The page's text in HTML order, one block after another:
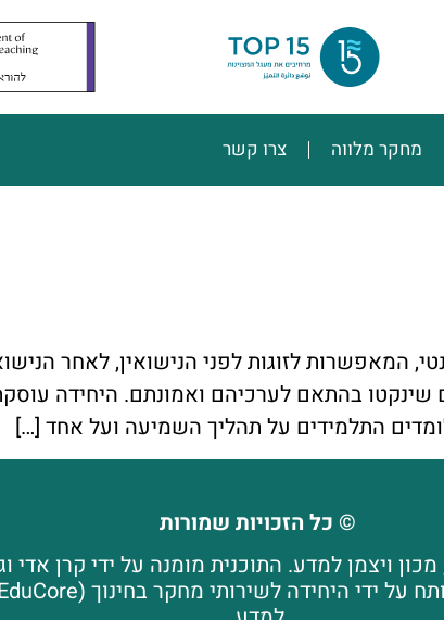
מחקר מלווה צרו קשר
המאפשרות לזוגות לפני הנישואין, לאחר
בהתאם לערכיהם ואמונתם. היחידה
התלמידים על תהליך השמיעה ועל אחד […]
© כל הזכויות שמורות
ויצמן למדע. התוכנית מומנה על ידי קרן